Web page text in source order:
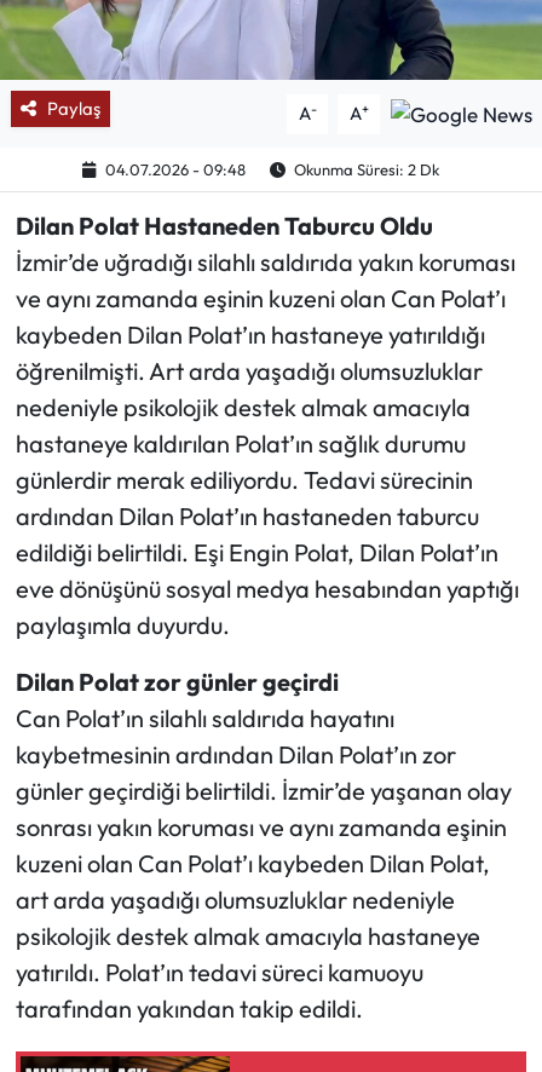
Paylaş A- A+
04.07.2026 - 09:48 Okunma Süresi: 2 Dk
Dilan Polat Hastaneden Taburcu Oldu
İzmir’de uğradığı silahlı saldırıda yakın koruması
ve aynı zamanda eşinin kuzeni olan Can Polat’ı
kaybeden Dilan Polat’ın hastaneye yatırıldığı
öğrenilmişti. Art arda yaşadığı olumsuzluklar
nedeniyle psikolojik destek almak amacıyla
hastaneye kaldırılan Polat’ın sağlık durumu
günlerdir merak ediliyordu. Tedavi sürecinin
ardından Dilan Polat’ın hastaneden taburcu
edildiği belirtildi. Eşi Engin Polat, Dilan Polat’ın
eve dönüşünü sosyal medya hesabından yaptığı
paylaşımla duyurdu.
Dilan Polat zor günler geçirdi
Can Polat’ın silahlı saldırıda hayatını
kaybetmesinin ardından Dilan Polat’ın zor
günler geçirdiği belirtildi. İzmir’de yaşanan olay
sonrası yakın koruması ve aynı zamanda eşinin
kuzeni olan Can Polat’ı kaybeden Dilan Polat,
art arda yaşadığı olumsuzluklar nedeniyle
psikolojik destek almak amacıyla hastaneye
yatırıldı. Polat’ın tedavi süreci kamuoyu
tarafından yakından takip edildi.
Köşe Yazıları
Karikatür Galeri
BIK
ASTROLOJİ
Spor Yazıları
Mektup Galeri
Ekonomi
Sağlık
Teknoloji